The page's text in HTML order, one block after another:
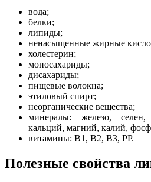
вода;
белки;
липиды;
ненасыщенные жирные
холестерин;
моносахариды;
дисахариды;
пищевые волокна;
этиловый спирт;
неорганические вещества;
минералы: железо,
кальций, магний, калий,
витамины: В1, В2, В3, РР.
Полезные свойства